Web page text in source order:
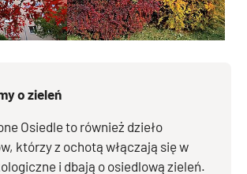
o zieleń
Osiedle to również dzieło
którzy z ochotą włączają się w
i dbają o osiedlową zieleń.